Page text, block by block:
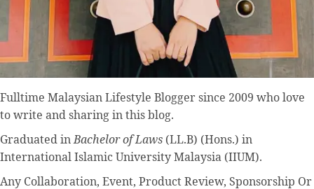
Fulltime Malaysian Lifestyle Bloggersince 2009 who love
to write and sharing in this blog.
Graduated inBachelor of Laws (LL.B) (Hons.) in
International Islamic University Malaysia (IIUM).
Any Collaboration, Event, Product Review, Sponsorship Or